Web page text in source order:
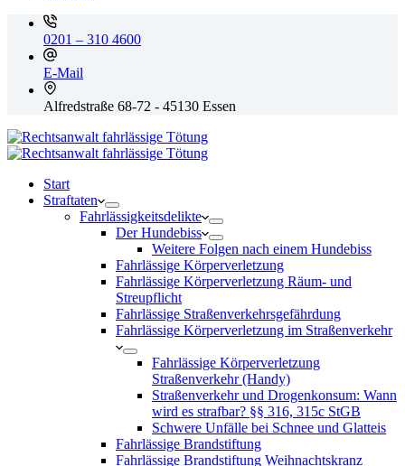
0201 – 310 4600
E-Mail
Alfredstraße 68-72 - 45130 Essen
Start
Straftaten
Fahrlässigkeitsdelikte
Der Hundebiss
Weitere Folgen nach einem Hundebiss
Fahrlässige Körperverletzung
Fahrlässige Körperverletzung Räum- und
Streupflicht
Fahrlässige Straßenverkehrsgefährdung
Fahrlässige Körperverletzung im Straßenverkehr
Fahrlässige Körperverletzung
Straßenverkehr (Handy)
Straßenverkehr und Drogenkonsum: Wann
wird es strafbar? §§ 316, 315c StGB
Schwere Unfälle bei Schnee und Glatteis
Fahrlässige Brandstiftung
Fahrlässige Brandstiftung Weihnachtskranz